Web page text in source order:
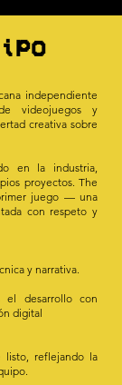
independiente
videojuegos y
creativa sobre
en la industria,
proyectos. The
juego — una
con respeto y
y narrativa.
el desarrollo con
digital
listo, reflejando la